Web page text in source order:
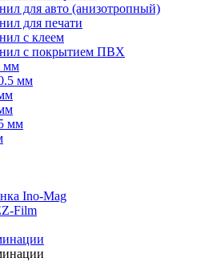
для авто (анизотропный)
для печати
с клеем
с покрытием ПВХ
мм
мм
мм
Ino-Mag
Film